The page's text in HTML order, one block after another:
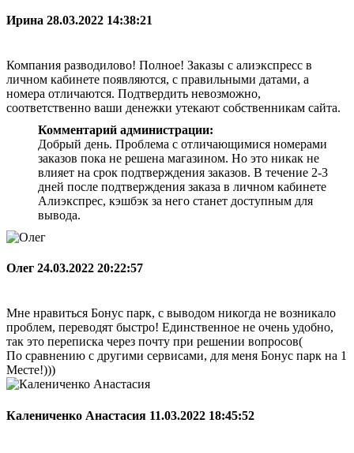
Ирина 28.03.2022 14:38:21
Компания разводилово! Полное! Заказы с алиэкспресс в
личном кабинете появляются, с правильными датами, а
номера отличаются. Подтвердить невозможно,
соответственно ваши денежки утекают собственникам сайта.
Комментарий администрации:
Добрый день. Проблема с отличающимися номерами
заказов пока не решена магазином. Но это никак не
влияет на срок подтверждения заказов. В течение 2-3
дней после подтверждения заказа в личном кабинете
Алиэкспрес, кэшбэк за него станет доступным для
вывода.
Олег 24.03.2022 20:22:57
Мне нравиться Бонус парк, с выводом никогда не возникало
проблем, переводят быстро! Единственное не очень удобно,
так это переписка через почту при решении вопросов(
По сравнению с другими сервисами, для меня Бонус парк на 1
Месте!)))
Калениченко Анастасия 11.03.2022 18:45:52